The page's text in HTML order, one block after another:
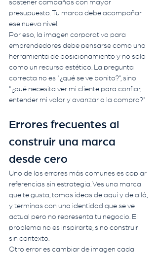
sostener campañas con mayor
presupuesto. Tu marca debe acompañar
ese nuevo nivel.
Por eso, la imagen corporativa para
emprendedores debe pensarse como una
herramienta de posicionamiento y no solo
como un recurso estético. La pregunta
correcta no es "¿qué se ve bonito?", sino
"¿qué necesita ver mi cliente para confiar,
entender mi valor y avanzar a la compra?"
Errores frecuentes al
construir una marca
desde cero
Uno de los errores más comunes es copiar
referencias sin estrategia. Ves una marca
que te gusta, tomas ideas de aquí y de allá,
y terminas con una identidad que se ve
actual pero no representa tu negocio. El
problema no es inspirarte, sino construir
sin contexto.
Otro error es cambiar de imagen cada